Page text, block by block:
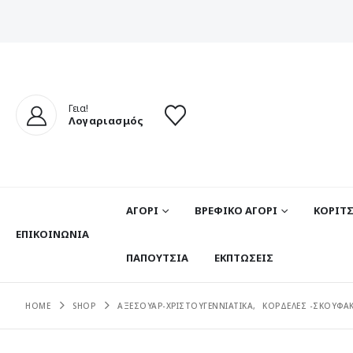
Γεια!
Λογαριασμός
ΕΠΙΚΟΙΝΩΝΊΑ
ΑΓΟΡΙ ΒΡΕΦΙΚΟ ΑΓΟΡΙ
ΠΑΠΟΥΤΣΙΑ ΕΚΠΤΩΣΕΙΣ
HOME SHOP ΑΞΕΣΟΥΑΡ-ΧΡΙΣΤΟΥΓΕΝΝΙΑΤΙΚΑ, ΚΟΡΔΕΛΕΣ -